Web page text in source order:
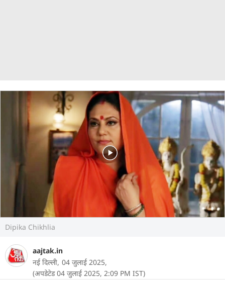
Dipika Chikhlia
aajtak.in
नई दिल्ली, 04 जुलाई 2025,
(अपडेटेड 04 जुलाई 2025, 2:09 PM IST)